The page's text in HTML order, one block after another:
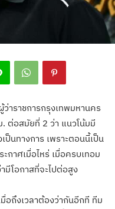
าราชการกรุงเทพมหานคร
ต่อสมัยที่ 2 ว่า แนวโน้มมี
ป็นทางการ เพราะตอนนี้เป็น
กาศเมื่อไหร่ เมื่อครบเทอม
มีโอกาสที่จะไปต่อสูง
อถึงเวลาต้องว่ากันอีกที ทีม